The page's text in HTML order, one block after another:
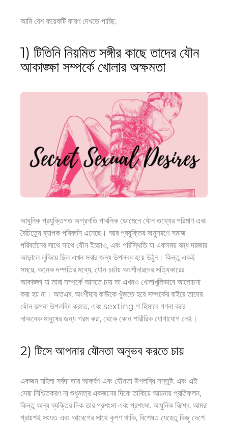
আমি বেশ কয়েকটি কারণ দেখতে পাচ্ছি:
1) টিতিনি নিয়মিত সঙ্গীর কাছে তাদের যৌন
আকাঙ্ক্ষা সম্পর্কে খোলার অক্ষমতা
আধুনিক প্রযুক্তিগত অগ্রগতি পাবলিক ডোমেনে যৌন তথ্যের পরিমাণ এবং
বৈচিত্র্যে ব্যাপক পরিবর্তন এনেছে। আর প্রযুক্তির অনুসরণে সমাজ
পরিবর্তনের সাথে সাথে যৌন ইচ্ছাও, এবং পরিস্থিতি যা একসময় বন্ধ দরজার
আড়ালে লুকিয়ে ছিল এখন সবার জন্য উপলব্ধ হয়ে উঠুন। কিন্তু একই
সময়ে, অনেক দম্পতির মধ্যে, যৌন চর্চায় অংশীদারদের সত্যিকারের
আকাঙ্ক্ষা যা তারা সম্পর্কে আনতে চায় তা এখনও খোলাখুলিভাবে আলোচনা
করা হয় না। অতএব, অংশীদারকাউকে খুঁজতে হবেসম্পর্কের বাইরেতাদের
যৌন কল্পনা উপলব্ধি করতে, এবং sexting গ হিসাবে গণনা করে
নাঅনেক মানুষের জন্য গরম করা, থেকে কোন শারীরিক যোগাযোগ নেই।
2) টিসে আপনার যৌনতা অনুভব করতে চায়
একজন মহিলা সর্বদাতার আকর্ষণ এবং যৌনতা উপলব্ধি সন্তুষ্ট. এবং এই
সেরা নিশ্চিতকরণ না শুধুমাত্রএকজনের দিকে তাকিয়ে আয়নায় প্রতিফলন,
কিন্তু অন্য ব্যক্তির দিক তার প্রশংসা এবং প্রশংসা. আধুনিক বিশ্বে, আমরা
প্রায়শই সংযত এবং আবেগের সাথে কৃপণ থাকি, বিশেষত যেহেতু কিছু দেশে